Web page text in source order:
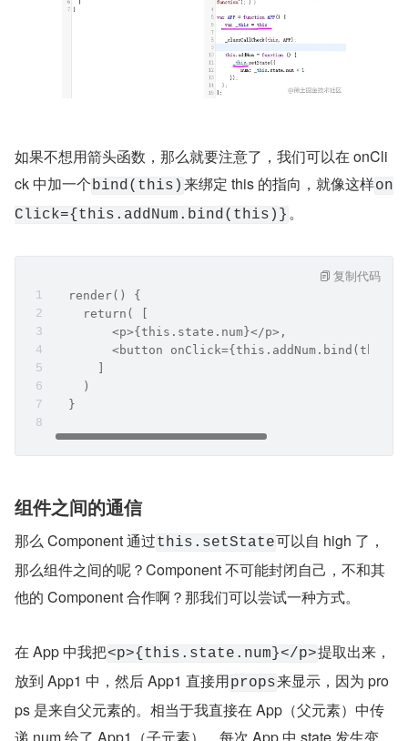
如果不想用箭头函数，那么就要注意了，我们可以在 onCli
ck 中加一个bind(this) 来绑定 this 的指向，就像这样on
Click={this.addNum.bind(this)} 。
  render() {
    return( [
        <p>{this.state.num}</p>,
<button
    )
  }
复制代码
组件之间的通信
那么 Component 通过this.setState可以自 high 了，
那么组件之间的呢？Component 不可能封闭自己，不和其
他的 Component 合作啊？那我们可以尝试一种方式。
在 App 中我把<p>{this.state.num}</p>提取出来，
放到 App1 中，然后 App1 直接用props来显示，因为 pro
ps 是来自父元素的。相当于我直接在 App（父元素）中传
递 num 给了 App1（子元素）。每次 App 中 state 发生变